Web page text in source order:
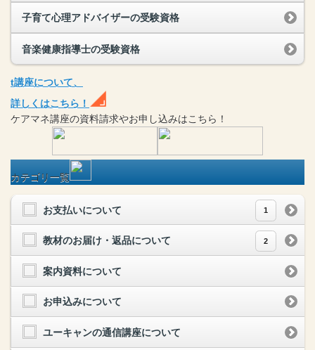
子育て心理アドバイザーの受験資格
音楽健康指導士の受験資格
t講座について、
詳しくはこちら！
ケアマネ講座の資料請求やお申し込みはこちら！
カテゴリ一覧
お支払いについて 1
教材のお届け・返品について 2
案内資料について
お申込みについて
ユーキャンの通信講座について